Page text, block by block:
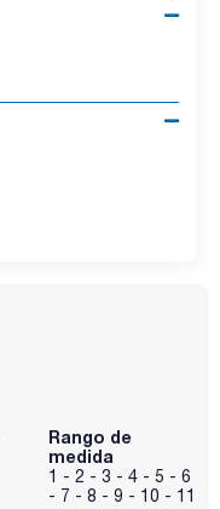
Rango de
medida
1 - 2 - 3 - 4 - 5 - 6
- 7 - 8 - 9 - 10 - 11